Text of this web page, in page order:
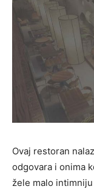
Ovaj restoran
odgovara i onima
žele malo